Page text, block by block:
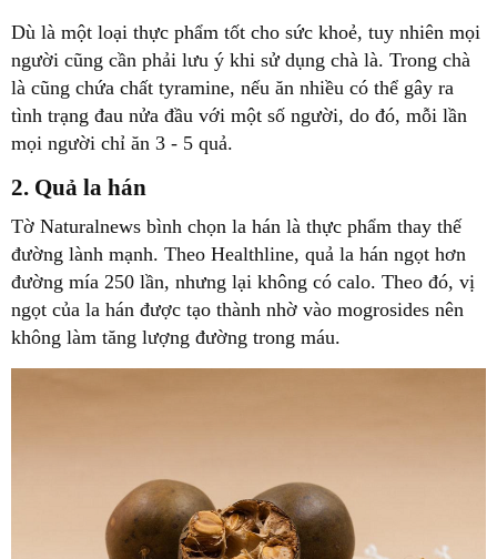
Dù là một loại thực phẩm tốt cho sức khoẻ, tuy nhiên mọi
người cũng cần phải lưu ý khi sử dụng chà là. Trong chà
là cũng chứa chất tyramine, nếu ăn nhiều có thể gây ra
tình trạng đau nửa đầu với một số người, do đó, mỗi lần
mọi người chỉ ăn 3 - 5 quả.
2. Quả la hán
Tờ Naturalnews bình chọn la hán là thực phẩm thay thế
đường lành mạnh. Theo Healthline, quả la hán ngọt hơn
đường mía 250 lần, nhưng lại không có calo. Theo đó, vị
ngọt của la hán được tạo thành nhờ vào mogrosides nên
không làm tăng lượng đường trong máu.